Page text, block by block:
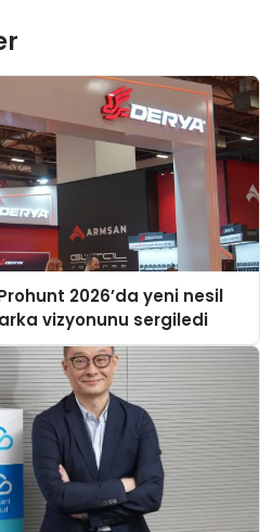
2026’da yeni nesil
vizyonunu sergiledi